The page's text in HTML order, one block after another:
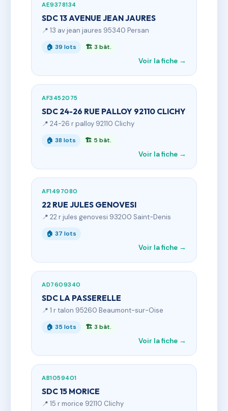
AE9378134
SDC 13 AVENUE JEAN JAURES
📍 13 av jean jaures 95340 Persan
🏠 39 lots 🏗 3 bât.
Voir la fiche →
AF3452075
SDC 24-26 RUE PALLOY 92110 CLICHY
📍 24-26 r palloy 92110 Clichy
🏠 38 lots 🏗 5 bât.
Voir la fiche →
AF1497080
22 RUE JULES GENOVESI
📍 22 r jules genovesi 93200 Saint-Denis
🏠 37 lots
Voir la fiche →
AD7609340
SDC LA PASSERELLE
📍 1 r talon 95260 Beaumont-sur-Oise
🏠 35 lots 🏗 3 bât.
Voir la fiche →
AB1059401
SDC 15 MORICE
📍 15 r morice 92110 Clichy